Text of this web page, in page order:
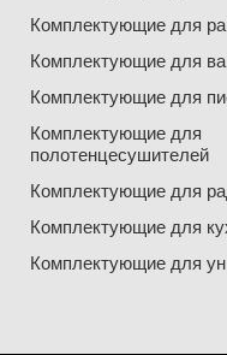
Комплектующие для
Комплектующие для
Комплектующие для
Комплектующие для
полотенцесушителей
Комплектующие для
Комплектующие для
Комплектующие для